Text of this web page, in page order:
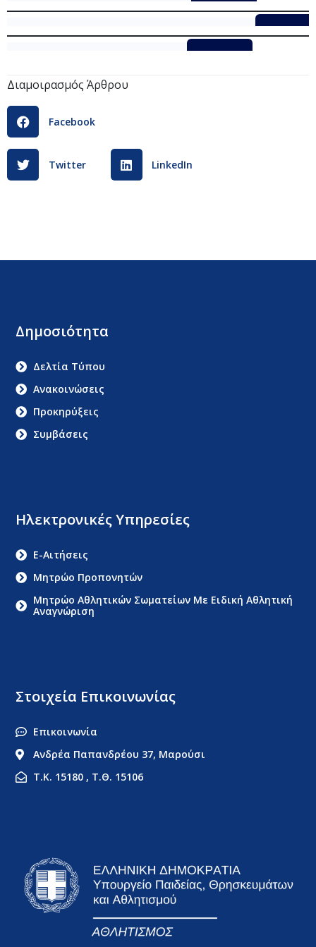
Εντυπο_Υλοποίησης__Π_Α_γ_Ο
Λήψη
ΕΝΤΥΠΟ_ΑΠΟΠΛΗΡΩΜΗΣ_ΔΑΠΑΝΩΝ_2020
Λήψη
Διαμοιρασμός Άρθρου
Facebook
Twitter LinkedIn
Στοιχεία Επικοινωνίας
Επικοινωνία
Ανδρέα Παπανδρέου 37, Μαρούσι
Τ.Κ. 15180 , Τ.Θ. 15106
Ηλεκτρονικές Υπηρεσίες
E-Αιτήσεις
Μητρώο Προπονητών
Μητρώο Αθλητικών Σωματείων Με Ειδική Αθλητική
Αναγνώριση
Δημοσιότητα
Δελτία Τύπου
Ανακοινώσεις
Προκηρύξεις
Συμβάσεις